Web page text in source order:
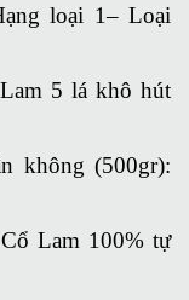
loại 1– Loại
5 lá khô hút
không (500gr):
Lam 100% tự